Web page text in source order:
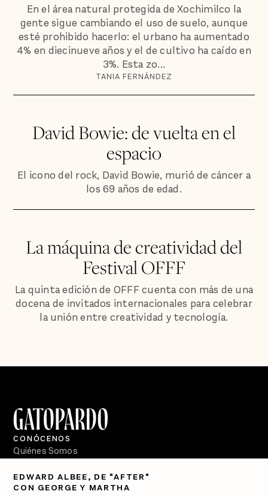
En el área natural protegida de Xochimilco la
gente sigue cambiando el uso de suelo, aunque
esté prohibido hacerlo: el urbano ha aumentado
4% en diecinueve años y el de cultivo ha caído en
3%. Esta zo...
TANIA FERNÁNDEZ
David Bowie: de vuelta en el
espacio
El icono del rock, David Bowie, murió de cáncer a
los 69 años de edad.
La máquina de creatividad del
Festival OFFF
La quinta edición de OFFF cuenta con más de una
docena de invitados internacionales para celebrar
la unión entre creatividad y tecnología.
EDWARD ALBEE, DE "AFTER"
CON GEORGE Y MARTHA
CONÓCENOS
Quiénes Somos
PÓDCASTS